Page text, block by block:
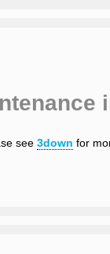
see 3down for